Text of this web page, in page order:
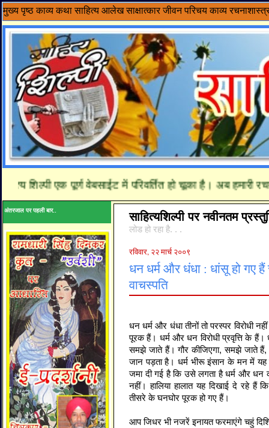
मुख्य पृष्ठ काव्य कथा साहित्य आलेख साक्षात्कार जीवन परिचय काव्य
एक पूर्ण वेबसाईट में परिवर्तित हो चूका है। अब हमारी
अंतरजाल पर पहली बार.. साहित्यशिल्पी पर नवीनतम
लोड हो रहा है. . .
रविवार, २२ मार्च २००९
धन धर्म और धंधा : धांसू हो गए
वाचस्‍पति
धन धर्म और धंधा तीनों तो परस्‍पर
पूरक हैं। धर्म और धन विरोधी प्रवृत्ति के
समझे जाते हैं। गौर कीजिएगा, समझे जाते
जान पड़ता है। धर्म भीरू इंसान के मन में
जमा दी गई है कि उसे लगता है धर्म और धन
नहीं। हालिया हालात यह दिखाई दे रहे हैं
तीसरे के घनघोर पूरक हो गए हैं।
आप जिधर भी नजरें इनायत फरमाएंगे चहुं